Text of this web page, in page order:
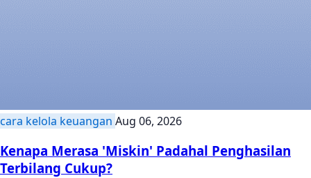
cara kelola keuangan Aug 06, 2026
Kenapa Merasa 'Miskin' Padahal Penghasilan
Terbilang Cukup?